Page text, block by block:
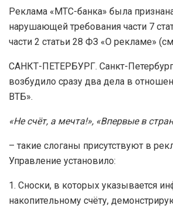
Реклама «МТС-банка» была
нарушающей требования части 7
части 2 статьи 28 ФЗ «О рекламе»
САНКТ-ПЕТЕРБУРГ. Санкт-
возбудило сразу два дела в
ВТБ».
«Не счёт, а мечта!», «Впервые в
– такие слоганы присутствуют в
Управление установило:
1. Cноски, в которых указывается
накопительному счёту,